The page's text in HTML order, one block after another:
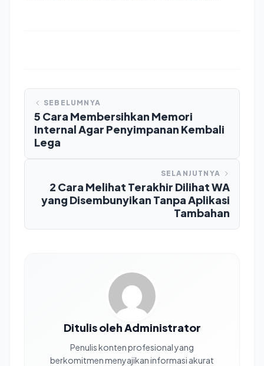
SEBELUMNYA
5 Cara Membersihkan Memori
Internal Agar Penyimpanan Kembali
Lega
SELANJUTNYA
2 Cara Melihat Terakhir Dilihat WA
yang Disembunyikan Tanpa Aplikasi
Tambahan
Ditulis oleh Administrator
Penulis konten profesional yang
berkomitmen menyajikan informasi akurat